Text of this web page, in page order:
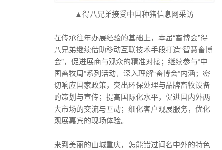
▲得八兄弟接受中国种猪信息网采访
在传承往年办展经验的基础上，本届“畜博会”得
八兄弟继续借助移动互联技术手段打造“智慧畜博
会”，促进展商与观众的精准对接；继续参与“中
国畜牧周”系列活动，深入理解“畜博会”内涵；密
切响应国家政策，突出环保处理与品牌畜牧设备
的策划与宣传；提高国际化水平，促进国内外两
大市场的交流与互动；细化客户观展服务，优化
观展嘉宾的现场体验。
来到美丽的山城重庆，怎能错过闻名中外的特色